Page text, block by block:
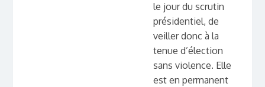
le jour du scrutin
présidentiel, de
veiller donc à la
tenue d’élection
sans violence. Elle
est en permanent